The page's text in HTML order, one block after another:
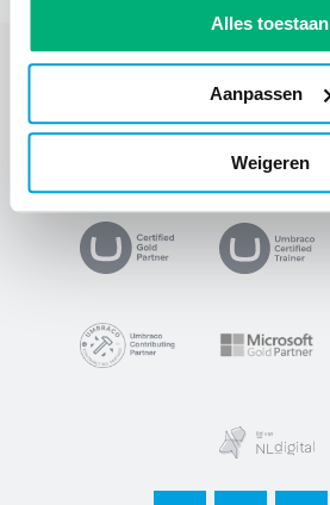
Alles toestaan
Aanpassen
Weigeren
Certified